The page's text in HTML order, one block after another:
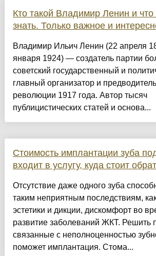
Кто такой Владимир Ленин и что
знать. Только важное и
Владимир Ильич Ленин (22 апреля
января 1924) — создатель партии
советский государственный и
главный организатор и
революции 1917 года. Автор тысяч
публицистических статей и основа...
Стоимость имплантации зуба
входит в услугу, куда стоит
Отсутствие даже одного зуба
таким неприятным последствиям,
эстетики и дикции, дискомфорт во
развитие заболеваний ЖКТ. Решить
связанные с неполноценностью
поможет имплантация. Стома...